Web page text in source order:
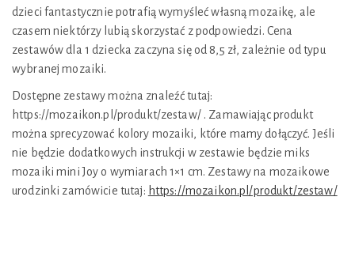
dzieci fantastycznie potrafią wymyśleć własną mozaikę, ale
czasem niektórzy lubią skorzystać z podpowiedzi. Cena
zestawów dla 1 dziecka zaczyna się od 8,5 zł, zależnie od typu
wybranej mozaiki.
Dostępne zestawy można znaleźć tutaj:
https://mozaikon.pl/produkt/zestaw/ . Zamawiając produkt
można sprecyzować kolory mozaiki, które mamy dołączyć. Jeśli
nie będzie dodatkowych instrukcji w zestawie będzie miks
mozaiki mini Joy o wymiarach 1×1 cm. Zestawy na mozaikowe
urodzinki zamówicie tutaj: https://mozaikon.pl/produkt/zestaw/